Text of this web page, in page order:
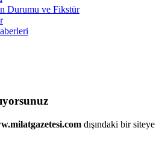
Durumu ve Fikstür
dışındaki bir siteye